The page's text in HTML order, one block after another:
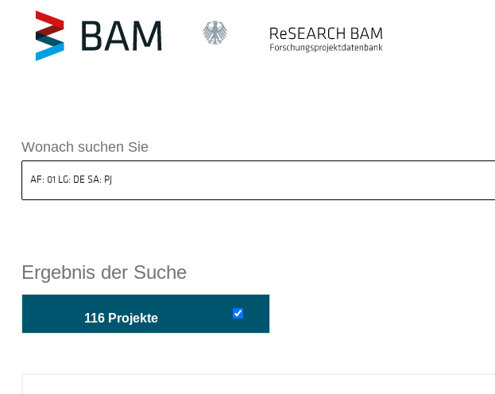
ReSEARCH BAM
Wonach suchen Sie
Ergebnis der Suche
116 Projekte